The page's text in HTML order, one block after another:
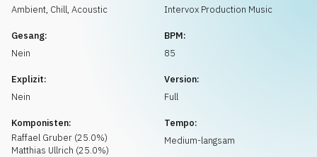
Musikanfrage
Ambient, Chill, Acoustic
Intervox Production Music
Gesang:
Nein
BPM:
85
Explizit:
Nein
Version:
Full
Komponisten:
Raffael Gruber (25.0%)
Matthias Ullrich (25.0%)
Tempo:
Medium-langsam